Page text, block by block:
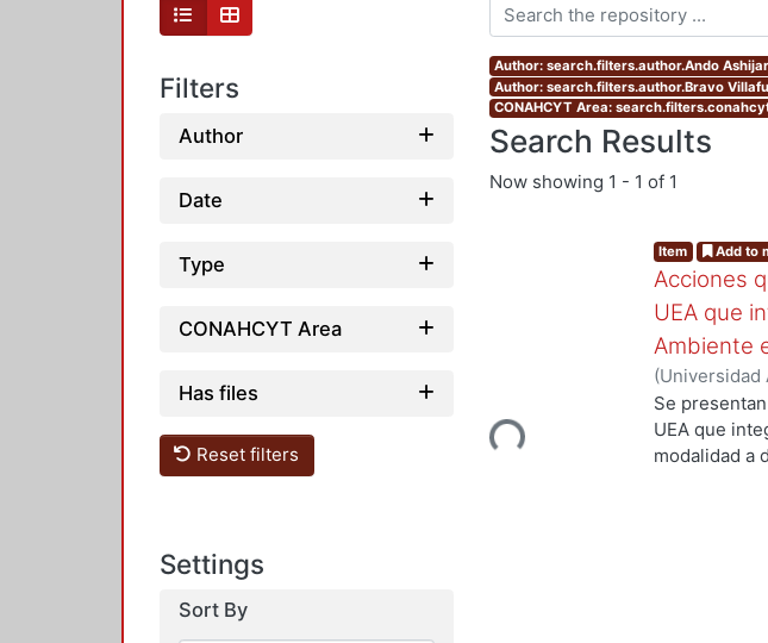
Filters
Author
Date
Type
CONAHCYT Area
Has files
Reset filters
Settings
Sort By
Author: search.filters.author.Ando
Author: search.filters.author.Bravo
CONAHCYT Area:
Search Results
Now showing 1 - 1 of 1
Loading...
Item Add to
Acciones
UEA que
Ambiente
(Universidad
Ciencias y
2021-03)
Moreno,
Se
UEA que
modalidad a